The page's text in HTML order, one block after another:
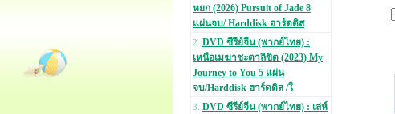
หยก (2026) Pursuit of Jade 8
แผ่นจบ/ Harddisk ฮาร์ดดิส
2. DVD ซีรีย์จีน (พากย์ไทย) :
เหนือเมฆาชะตาลิขิต (2023) My
Journey to You 5 แผ่น
จบ/Harddisk ฮาร์ดดิส /ใ
3. DVD ซีรีย์จีน (พากย์ไทย) : เล่ห์